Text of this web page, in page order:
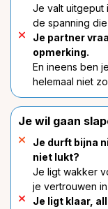
Je valt uitgeput
de spanning
Je partner
opmerking.
En ineens ben
helemaal niet
Je wil gaan
Je durft bijna
niet lukt?
Je ligt wakker
je vertrouwen
Je ligt klaar,